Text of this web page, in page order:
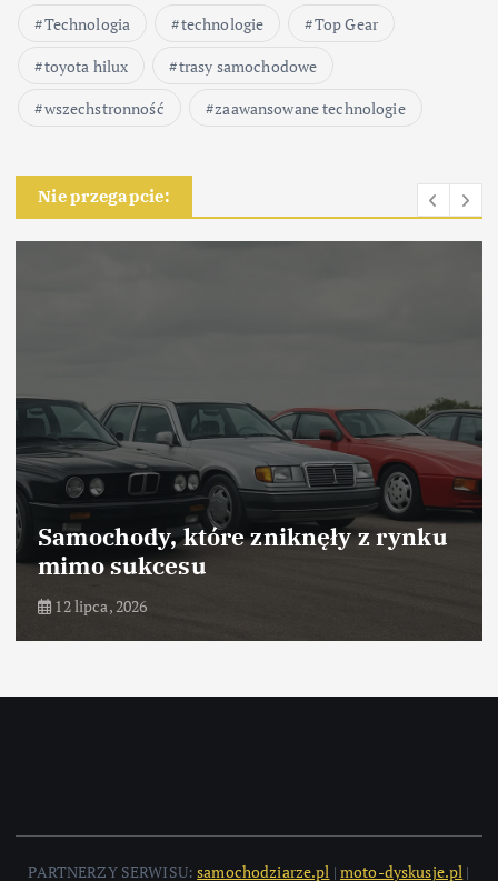
Technologia
technologie
Top Gear
toyota hilux
trasy samochodowe
wszechstronność
zaawansowane technologie
Nie przegapcie:
rynku
Samochody, które odniosły
dzięki marketingowi
PARTNERZY SERWISU:samochodziarze.pl | moto-dyskusje.pl |